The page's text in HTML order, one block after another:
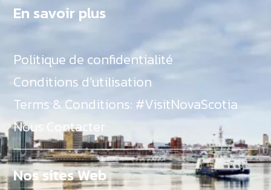
En savoir plus
Politique de confidentialité
Conditions d’utilisation
Terms & Conditions: #VisitNovaScotia
Nous Contacter
Nos sites Web